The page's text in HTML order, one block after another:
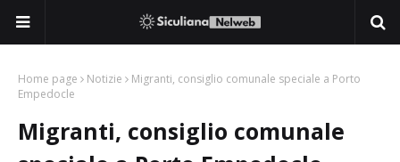
Home page Notizie
Migranti, consiglio comunale speciale a Porto
Empedocle
Migranti, consiglio comunale